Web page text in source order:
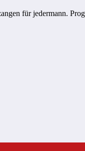
für jedermann.